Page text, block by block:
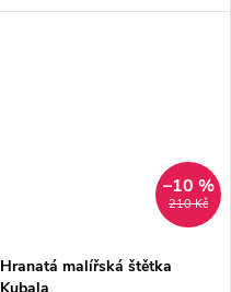
210 Kč
–10 %
Hranatá malířská štětka